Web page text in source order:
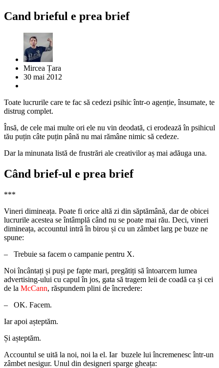
Cand brieful e prea brief
Mircea Țara
30 mai 2012
Toate lucrurile care te fac să cedezi psihic într-o agenție, însumate, te
distrug complet.
Însă, de cele mai multe ori ele nu vin deodată, ci erodează în psihicul
tău puțin câte puțin până nu mai rămâne nimic să cedeze.
Dar la minunata listă de frustrări ale creativilor aș mai adăuga una.
Când brief-ul e prea brief
***
Vineri dimineața. Poate fi orice altă zi din săptămână, dar de obicei
lucrurile acestea se întâmplă când nu se poate mai rău. Deci, vineri
dimineața, accountul intră în birou și cu un zâmbet larg pe buze ne
spune:
– Trebuie sa facem o campanie pentru X.
Noi încântați și puși pe fapte mari, pregătiți să întoarcem lumea
advertising-ului cu capul în jos, gata să tragem leii de coadă ca și cei
de la McCann, răspundem plini de încredere:
– OK. Facem.
Iar apoi așteptăm.
Și așteptăm.
Accountul se uită la noi, noi la el. Iar buzele lui încremenesc într-un
zâmbet nesigur. Unul din designeri sparge gheața: